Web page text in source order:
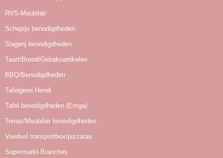
RVS-Meubilair
Schepijs benodigdheden
Slagerij benodigdheden
Taart/Brood/Gebaksartikelen
BBQ/Benodigdheden
Tafelgerei Hendi
Tafel benodigdheden (Emga)
Terras/Meubilair benodigdheden
Voedsel transportbox/pizzatas
Supermarkt-Branches